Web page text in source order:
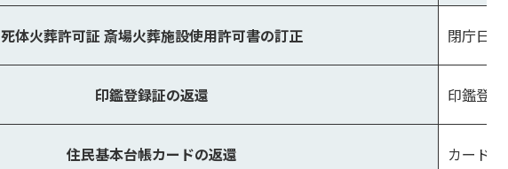
死体火葬許可証 斎場火葬施設使用許可書の訂正 閉庁日に
印鑑登録証の返還 印鑑登録者
住民基本台帳カードの返還 カード保